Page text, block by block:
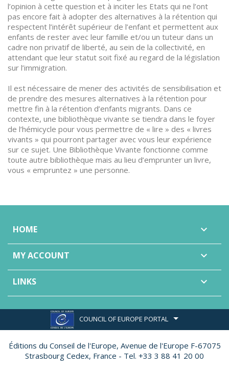
l’opinion à cette question et à inciter les Etats qui ne l’ont
pas encore fait à adopter des alternatives à la rétention qui
respectent l’intérêt supérieur de l’enfant et permettent aux
enfants de rester avec leur famille et/ou un tuteur dans un
cadre non privatif de liberté, au sein de la collectivité, en
attendant que leur statut soit fixé au regard de la législation
sur l’immigration.
Il est nécessaire de mener des activités de sensibilisation et
de prendre des mesures alternatives à la rétention pour
mettre fin à la rétention d’enfants migrants. Dans ce
contexte, une bibliothèque vivante se tiendra dans le foyer
de l’hémicycle pour vous permettre de « lire » des « livres
vivants » qui pourront partager avec vous leur expérience
sur ce sujet. Une Bibliothèque Vivante fonctionne comme
toute autre bibliothèque mais au lieu d’emprunter un livre,
vous « empruntez » une personne.
HOME 
MY ACCOUNT 
LINKS 
COUNCIL OF EUROPE PORTAL
Éditions du Conseil de l'Europe, Avenue de l'Europe F-67075
Strasbourg Cedex, France - Tel. +33 3 88 41 20 00